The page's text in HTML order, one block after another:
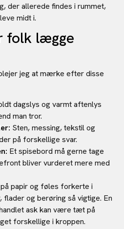
der allerede findes i rummet,
midt i.
folk lægge
jeg at mærke efter disse
dagslys og varmt aftenlys
man tror.
Sten, messing, tekstil og
på forskellige svar.
Et spisebord må gerne tage
bliver vurderet mere med
papir og føles forkerte i
og berøring så vigtige. En
ask kan være tæt på
forskellige i kroppen.